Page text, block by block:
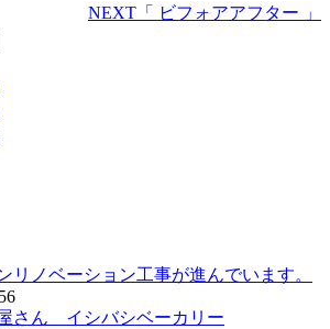
NEXT 「 ビフォアアフター 」
リノベーション工事が進んでいます。
さん イシバシベーカリー